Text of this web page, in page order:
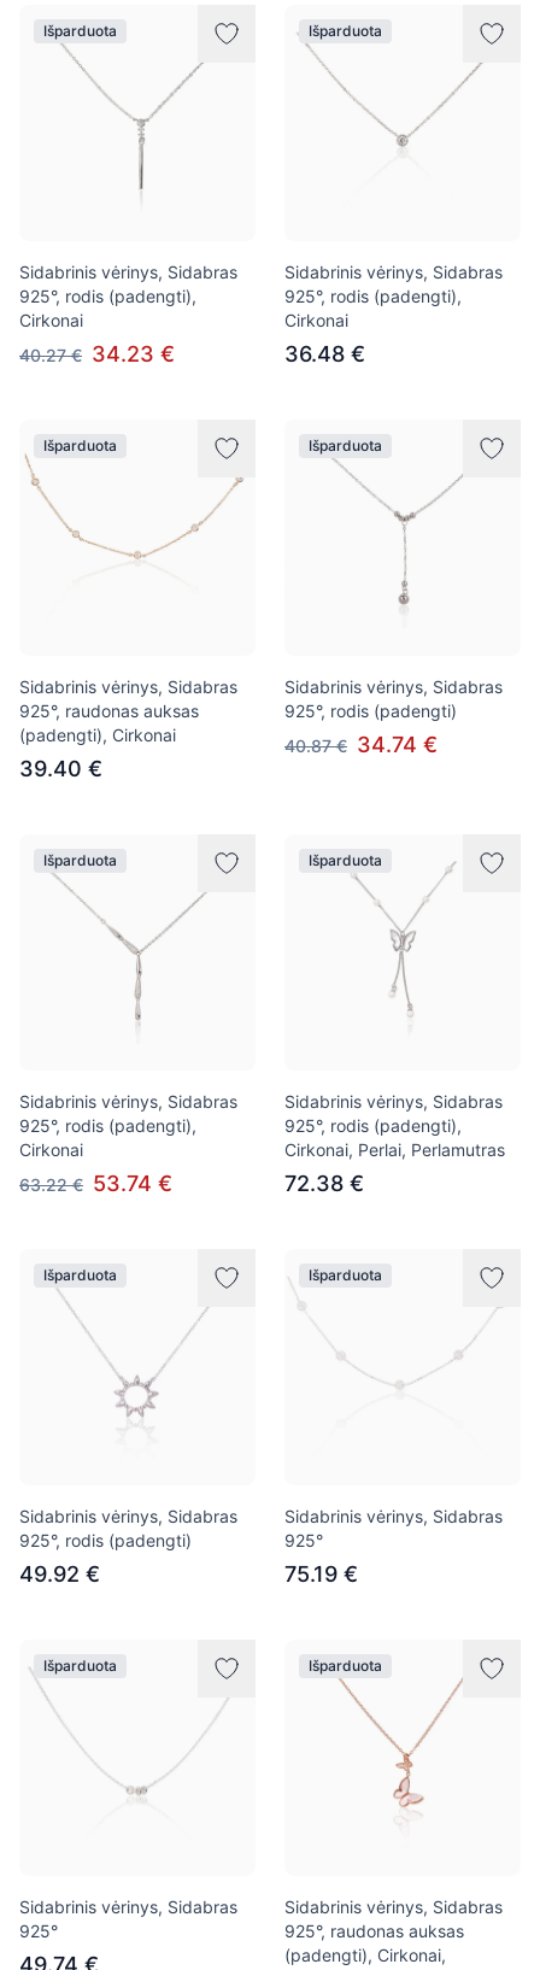
Išparduota
Sidabrinis vėrinys, Sidabras
925°, rodis (padengti),
Cirkonai
40.27 € 34.23 €
Išparduota
Sidabrinis vėrinys, Sidabras
925°, rodis (padengti),
Cirkonai
36.48 €
Išparduota
Sidabrinis vėrinys, Sidabras
925°, raudonas auksas
(padengti), Cirkonai
39.40 €
Išparduota
Sidabrinis vėrinys, Sidabras
925°, rodis (padengti)
40.87 € 34.74 €
Išparduota
Sidabrinis vėrinys, Sidabras
925°, rodis (padengti),
Cirkonai
63.22 € 53.74 €
Išparduota
Sidabrinis vėrinys, Sidabras
925°, rodis (padengti),
Cirkonai, Perlai, Perlamutras
72.38 €
Išparduota
Sidabrinis vėrinys, Sidabras
925°, rodis (padengti)
49.92 €
Išparduota
Sidabrinis vėrinys, Sidabras
925°
75.19 €
Išparduota
Sidabrinis vėrinys, Sidabras
925°
49.74 €
Išparduota
Sidabrinis vėrinys, Sidabras
925°, raudonas auksas
(padengti), Cirkonai,